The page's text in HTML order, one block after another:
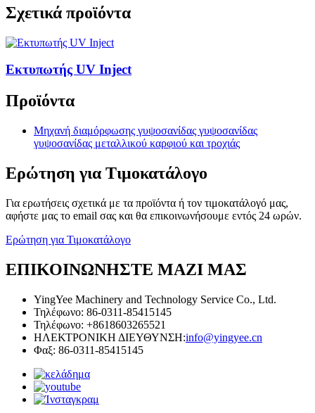
Σχετικά προϊόντα
Εκτυπωτής UV Inject
Προϊόντα
Μηχανή διαμόρφωσης γυψοσανίδας γυψοσανίδας
γυψοσανίδας μεταλλικού καρφιού και τροχιάς
Ερώτηση για Τιμοκατάλογο
Για ερωτήσεις σχετικά με τα προϊόντα ή τον τιμοκατάλογό μας,
αφήστε μας το email σας και θα επικοινωνήσουμε εντός 24 ωρών.
Ερώτηση για Τιμοκατάλογο
ΕΠΙΚΟΙΝΩΝΗΣΤΕ ΜΑΖΙ ΜΑΣ
YingYee Machinery and Technology Service Co., Ltd.
Τηλέφωνο: 86-0311-85415145
Τηλέφωνο: +8618603265521
ΗΛΕΚΤΡΟΝΙΚΗ ΔΙΕΥΘΥΝΣΗ:info@yingyee.cn
Φαξ: 86-0311-85415145